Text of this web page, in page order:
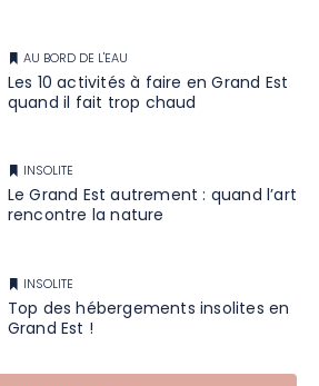
AU BORD DE L'EAU
Les 10 activités à faire en Grand Est
quand il fait trop chaud
INSOLITE
Le Grand Est autrement : quand l’art
rencontre la nature
INSOLITE
Top des hébergements insolites en
Grand Est !